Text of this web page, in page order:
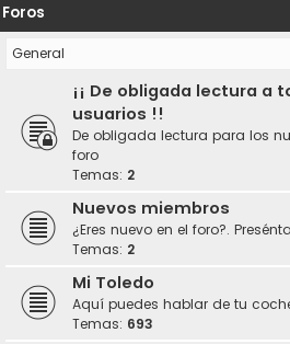
Foros
General
¡¡ De obligada lectura a
usuarios !!
De obligada lectura para los
foro
Temas: 2
Nuevos miembros
¿Eres nuevo en el foro?.
Temas: 2
Mi Toledo
Aquí puedes hablar de tu
Temas: 693